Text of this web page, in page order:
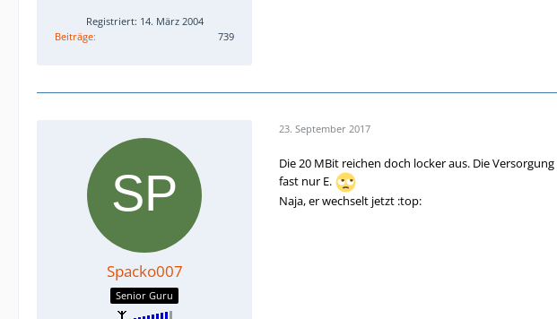
Registriert: 14. März 2004
Beiträge
739
Spacko007
Senior Guru
23. September 2017
Die 20 MBit reichen doch locker aus. Die
fast nur E.
Naja, er wechselt jetzt :top: